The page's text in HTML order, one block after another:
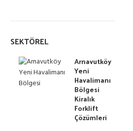
SEKTÖREL
Arnavutköy
Yeni
Havalimanı
Bölgesi
Kiralık
Forklift
Çözümleri